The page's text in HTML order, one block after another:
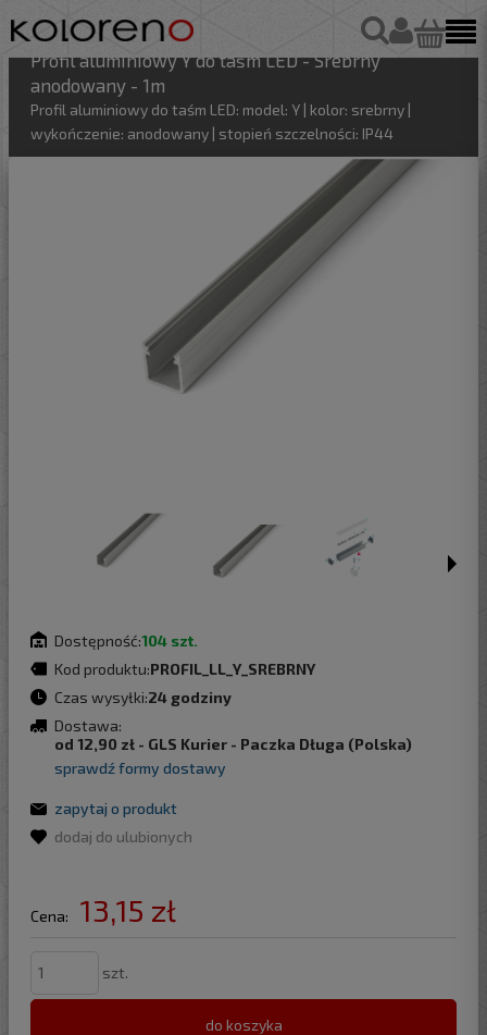
Profil aluminiowy Y do taśm LED - Srebrny
anodowany - 1m
Profil aluminiowy do taśm LED: model: Y | kolor: srebrny |
wykończenie: anodowany | stopień szczelności: IP44
Dostępność:104 szt.
Kod produktu:PROFIL_LL_Y_SREBRNY
Czas wysyłki:24 godziny
Dostawa:
od 12,90 zł - GLS Kurier - Paczka Długa (Polska)
sprawdź formy dostawy
zapytaj o produkt
dodaj do ulubionych
Cena: 13,15 zł
szt.
do koszyka